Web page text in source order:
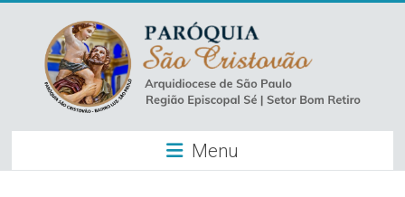
content
Paróquia
São
Menu